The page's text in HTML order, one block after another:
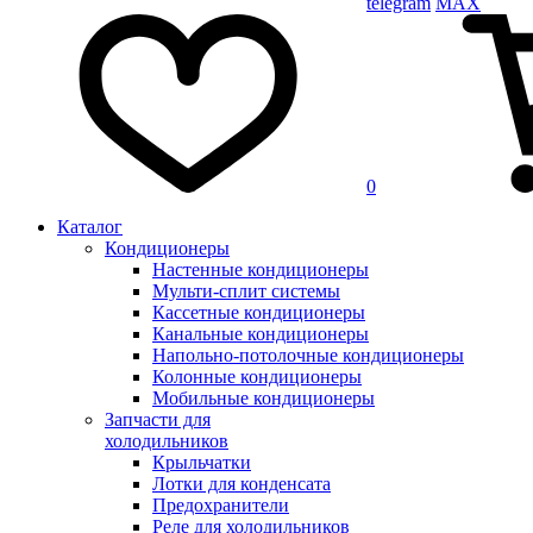
0
Каталог
Кондиционеры
Настенные кондиционеры
Мульти-сплит системы
Кассетные кондиционеры
Канальные кондиционеры
Напольно-потолочные кондиционеры
Колонные кондиционеры
Мобильные кондиционеры
Запчасти для
холодильников
Крыльчатки
Лотки для конденсата
Предохранители
Реле для холодильников